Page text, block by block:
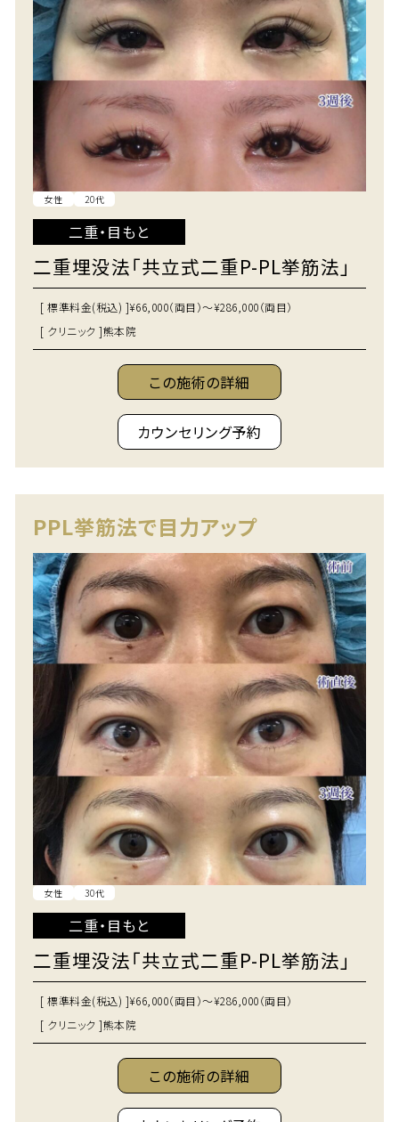
女性 20代
二重・目もと
二重埋没法「共立式二重P-PL挙筋法」
[ 標準料金(税込) ]¥66,000（両目）～¥286,000（両目）
[ クリニック ]熊本院
この施術の詳細
カウンセリング予約
PPL挙筋法で目力アップ
女性 30代
二重・目もと
二重埋没法「共立式二重P-PL挙筋法」
[ 標準料金(税込) ]¥66,000（両目）～¥286,000（両目）
[ クリニック ]熊本院
この施術の詳細